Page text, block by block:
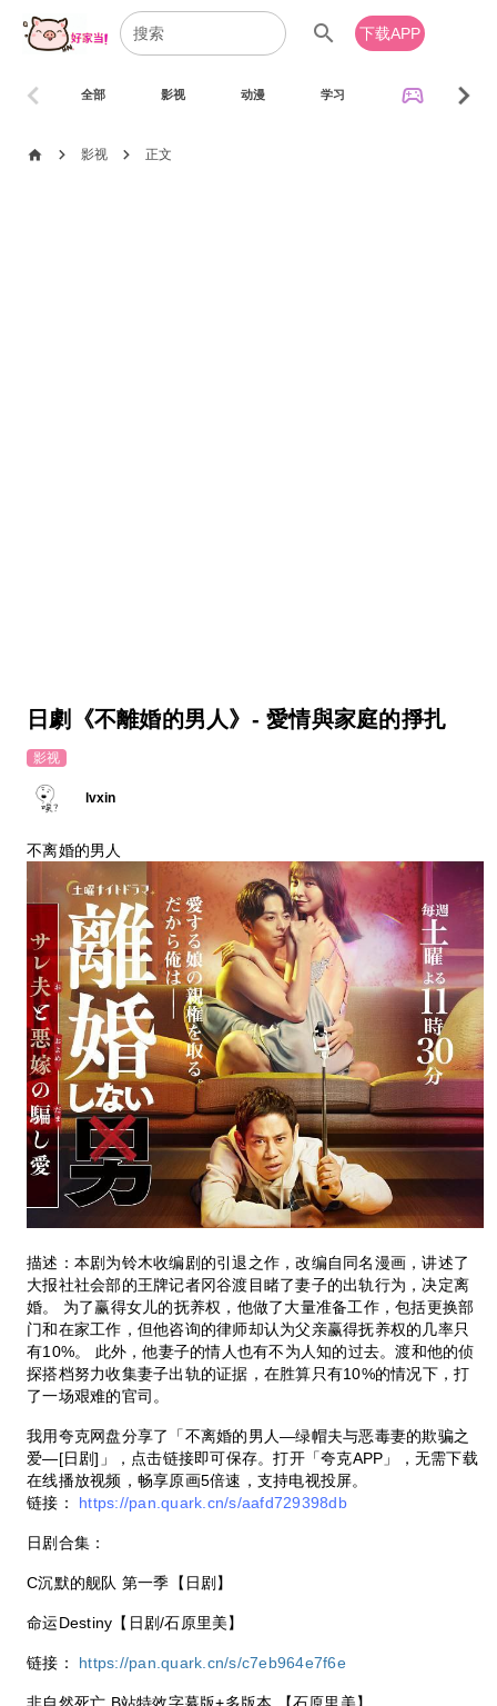
search 下载APP
全部 影视 动漫 学习 sports_esports
chevron_left chevron_right
home chevron_right 影视 chevron_right 正文
日劇《不離婚的男人》- 愛情與家庭的掙扎
影视
lvxin
不离婚的男人
描述：本剧为铃木收编剧的引退之作，改编自同名漫画，讲述了
大报社社会部的王牌记者冈谷渡目睹了妻子的出轨行为，决定离
婚。 为了赢得女儿的抚养权，他做了大量准备工作，包括更换部
门和在家工作，但他咨询的律师却认为父亲赢得抚养权的几率只
有10%。 此外，他妻子的情人也有不为人知的过去。渡和他的侦
探搭档努力收集妻子出轨的证据，在胜算只有10%的情况下，打
了一场艰难的官司。
我用夸克网盘分享了「不离婚的男人―绿帽夫与恶毒妻的欺骗之
爱―[日剧]」，点击链接即可保存。打开「夸克APP」，无需下载
在线播放视频，畅享原画5倍速，支持电视投屏。
链接： https://pan.quark.cn/s/aafd729398db
日剧合集：
C沉默的舰队 第一季【日剧】
命运Destiny【日剧/石原里美】
链接： https://pan.quark.cn/s/c7eb964e7f6e
非自然死亡 B站特效字幕版+多版本 【石原里美】